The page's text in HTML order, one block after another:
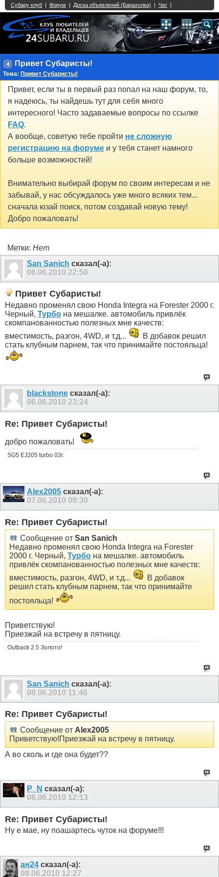
Привет Субаристы!
Тема: Привет Субаристы!
Привет, если ты в первый раз попал на наш форум, то,
я надеюсь, ты найдешь тут для себя много
интересного! Часто задаваемые вопросы по ссылке
FAQ.
А вообще, советую тебе пройти не сложную
регистрацию на форуме и у тебя станет намного
больше возможностей!
Внимательно выбирай форум по своим интересам и не
забывай, у нас обсуждалось уже много всяких тем...
сначала юзай поиск, потом создавай новую тему!
Добро пожаловать!
Метки: Нет
San Sanich сказал(-а):
06.06.2010 22:50
Привет Субаристы!
Недавно променял свою Honda Integra на Forester 2000 г.
Черный, Турбо на мешалке. автомобиль привлёк
скомпанованностью полезных мне качеств:
вместимость, разгон, 4WD, и т.д...
В добавок решил
стать клубным парнем, так что принимайте постояльца!
blackstone сказал(-а):
06.06.2010 23:24
Re: Привет Субаристы!
добро пожаловать!
SG5 EJ205 turbo 03г.
Alex2005 сказал(-а):
07.06.2010 09:30
Re: Привет Субаристы!
Сообщение от San Sanich
Недавно променял свою Honda Integra на Forester
2000 г. Черный, Турбо на мешалке. автомобиль
привлёк скомпанованностью полезных мне качеств:
вместимость, разгон, 4WD, и т.д...
В добавок
решил стать клубным парнем, так что принимайте
постояльца!
Приветствую!
Приезжай на встречу в пятницу.
Outback 2.5 Золото!
San Sanich сказал(-а):
08.06.2010 11:46
Re: Привет Субаристы!
Сообщение от Alex2005
Приветствую!Приезжай на встречу в пятницу.
А во сколь и где она будет??
P_N сказал(-а):
08.06.2010 12:13
Re: Привет Субаристы!
Ну е мае, ну поашартесь чуток на форуме!!!
ан24 сказал(-а):
08.06.2010 12:27
Single Sign On provided byvBSSO
2 3 4 5 6 7 8 9 10 11 12 13 14 15 16 17 18 21 22 23 24 25 26
27 28 29 30 31 32 33 34 35 36 37 38 39 40 41 42 43